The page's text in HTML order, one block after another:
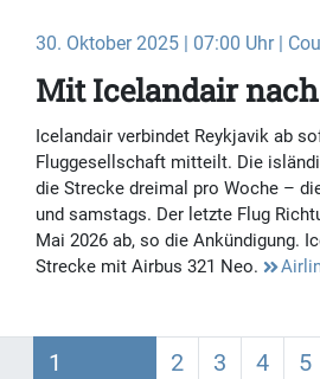
30. Oktober 2025 | 07:00 Uhr |
Mit Icelandair
Icelandair verbindet Reykjavik ab
Fluggesellschaft mitteilt. Die
die Strecke dreimal pro Woche –
und samstags. Der letzte Flug
Mai 2026 ab, so die Ankündigung.
Strecke mit Airbus 321 Neo.
1
2 3 4 5